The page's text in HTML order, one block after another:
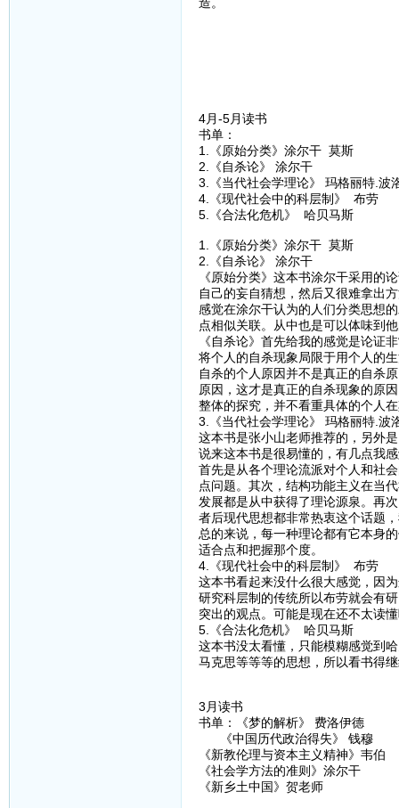
4月-5月读书
书单：
1.《原始分类》涂尔干 莫斯
2.《自杀论》 涂尔干
3.《当代社会学理论》 玛格丽特.波
4.《现代社会中的科层制》 布劳
5.《合法化危机》 哈贝马斯
1.《原始分类》涂尔干 莫斯
2.《自杀论》 涂尔干
《原始分类》这本书涂尔干采用的
自己的妄自猜想，然后又很难拿出
感觉在涂尔干认为的人们分类思想
点相似关联。从中也是可以体味到
《自杀论》首先给我的感觉是论证
将个人的自杀现象局限于用个人的
自杀的个人原因并不是真正的自杀
原因，这才是真正的自杀现象的原
整体的探究，并不看重具体的个人
3.《当代社会学理论》 玛格丽特.波
这本书是张小山老师推荐的，另外
说来这本书是很易懂的，有几点我
首先是从各个理论流派对个人和社
点问题。其次，结构功能主义在当
发展都是从中获得了理论源泉。再
者后现代思想都非常热衷这个话题
总的来说，每一种理论都有它本身
适合点和把握那个度。
4.《现代社会中的科层制》 布劳
这本书看起来没什么很大感觉，因
研究科层制的传统所以布劳就会有
突出的观点。可能是现在还不太读
5.《合法化危机》 哈贝马斯
这本书没太看懂，只能模糊感觉到
马克思等等等的思想，所以看书得
3月读书
书单：《梦的解析》 费洛伊德
《中国历代政治得失》 钱穆
《新教伦理与资本主义精神》韦伯
《社会学方法的准则》涂尔干
《新乡土中国》贺老师